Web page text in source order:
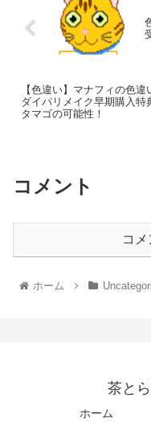
【色違い】マナフィの色違
ダイパリメイク早期購入特
タマゴの可能性！
コメント
コ
ホーム
茶と
ホーム